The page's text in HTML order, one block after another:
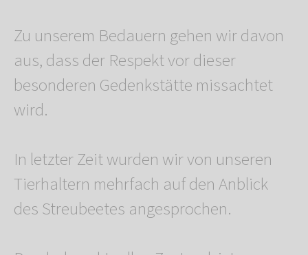
Zu unserem Bedauern gehen wir davon
aus, dass der Respekt vor dieser
besonderen Gedenkstätte missachtet
wird.
In letzter Zeit wurden wir von unseren
Tierhaltern mehrfach auf den Anblick
des Streubeetes angesprochen.